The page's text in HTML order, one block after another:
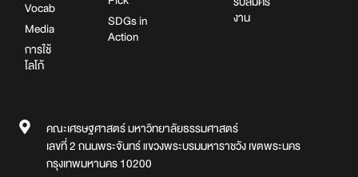
Vocab
Media
การใช้
โลโก้
SDGs in
Action
งาน
คณะเศรษฐศาสตร์ มหาวิทยาลัยธรรมศาสตร์
เลขที่ 2 ถนนพระจันทร์ แขวงพระบรมมหาราชวัง เขตพระนคร
กรุงเทพมหานคร 10200